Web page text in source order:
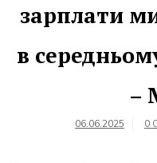
зарплати
в
–
06.06.2025 0